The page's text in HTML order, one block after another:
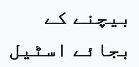
بیچنے کے
بجائے اسٹیل